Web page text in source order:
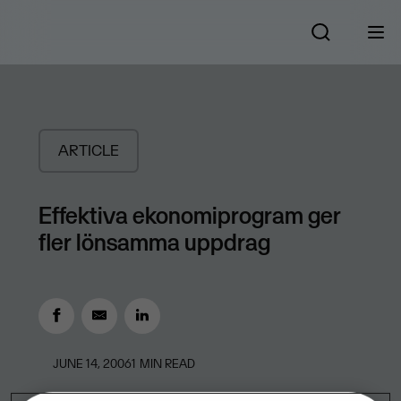
ARTICLE
Effektiva ekonomiprogram ger
fler lönsamma uppdrag
JUNE 14, 20061 MIN READ